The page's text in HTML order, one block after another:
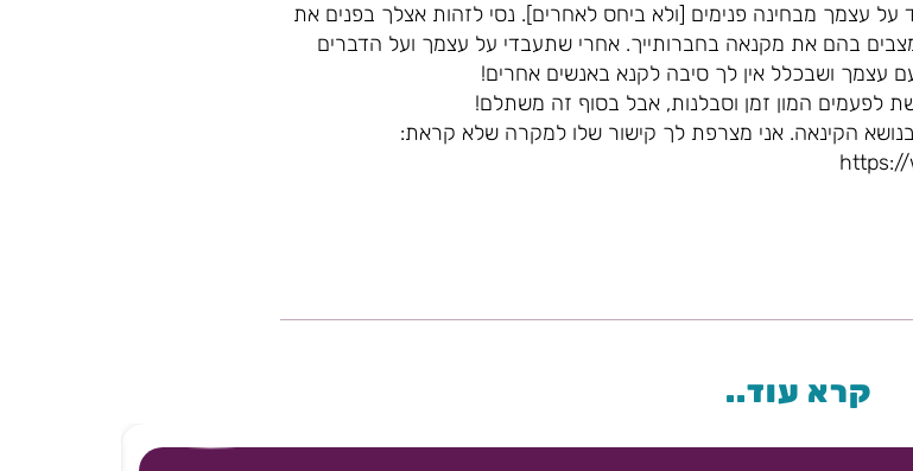
על עצמך מבחינה פנימים [ולא ביחס לאחרים]. נסי לזהות אצלך בפנים את
בהם את מקנאה בחברותייך. אחרי שתעבדי על עצמך ועל הדברים
עצמך ושבכלל אין לך סיבה לקנא באנשים אחרים!
לפעמים המון זמן וסבלנות, אבל בסוף זה משתלם!
הקינאה. אני מצרפת לך קישור שלו למקרה שלא קראת:
https://
קרא עוד..